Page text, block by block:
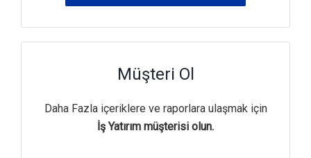
Müşteri Ol
Daha Fazla içeriklere ve raporlara ulaşmak için
İş Yatırım müşterisi olun.